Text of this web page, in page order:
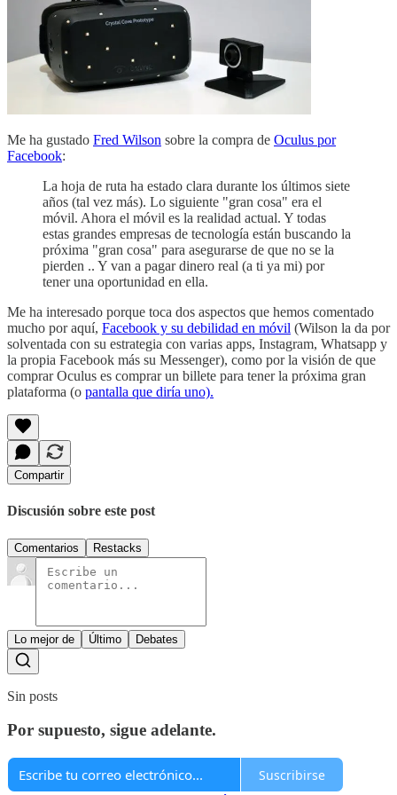
Me ha gustado Fred Wilson sobre la compra de Oculus por
Facebook:
La hoja de ruta ha estado clara durante los últimos siete
años (tal vez más). Lo siguiente "gran cosa" era el
móvil. Ahora el móvil es la realidad actual. Y todas
estas grandes empresas de tecnología están buscando la
próxima "gran cosa" para asegurarse de que no se la
pierden .. Y van a pagar dinero real (a ti ya mi) por
tener una oportunidad en ella.
Me ha interesado porque toca dos aspectos que hemos comentado
mucho por aquí, Facebook y su debilidad en móvil (Wilson la da por
solventada con su estrategia con varias apps, Instagram, Whatsapp y
la propia Facebook más su Messenger), como por la visión de que
comprar Oculus es comprar un billete para tener la próxima gran
plataforma (o pantalla que diría uno).
Compartir
Discusión sobre este post
Comentarios Restacks
Lo mejor de Último Debates
Sin posts
Por supuesto, sigue adelante.
Suscribirse